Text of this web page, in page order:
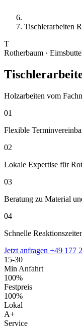
Tischlerarbeiten
T
Rotherbaum ·
Holzarbeiten vom
01
Flexible
02
Lokale Expertise für
03
Beratung zu Material
04
Schnelle
Jetzt anfragen +49 177
15-30
Min Anfahrt
100%
Festpreis
100%
Lokal
A+
Service